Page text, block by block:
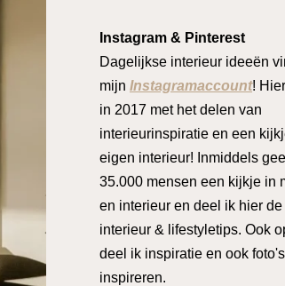
Instagram & Pinterest
Dagelijkse interieur ideeën
mijn Instagramaccount!
in 2017 met het delen van
interieurinspiratie en een
eigen interieur! Inmiddels
35.000 mensen een kijkje in
en interieur en deel ik hier
interieur & lifestyletips. Ook
deel ik inspiratie en ook
inspireren.